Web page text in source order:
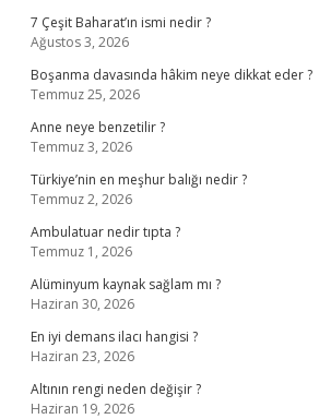
7 Çeşit Baharat’ın ismi nedir ?
Ağustos 3, 2026
Boşanma davasında hâkim neye dikkat eder ?
Temmuz 25, 2026
Anne neye benzetilir ?
Temmuz 3, 2026
Türkiye’nin en meşhur balığı nedir ?
Temmuz 2, 2026
Ambulatuar nedir tıpta ?
Temmuz 1, 2026
Alüminyum kaynak sağlam mı ?
Haziran 30, 2026
En iyi demans ilacı hangisi ?
Haziran 23, 2026
Altının rengi neden değişir ?
Haziran 19, 2026